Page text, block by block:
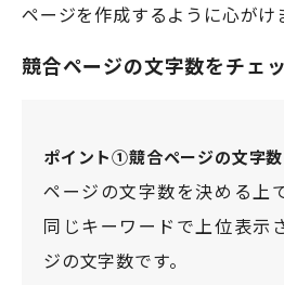
ページを作成するように心がけ
競合ページの文字数をチェ
ポイント①競合ページの文字
ページの文字数を決める上
同じキーワードで上位表示
ジの文字数です。